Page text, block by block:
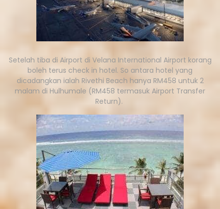
Setelah tiba di Airport di Velana International Airport korang
boleh terus check in hotel. So antara hotel yang
dicadangkan ialah Rivethi Beach hanya RM458 untuk 2
malam di Hulhumale (RM458 termasuk Airport Transfer
Return).